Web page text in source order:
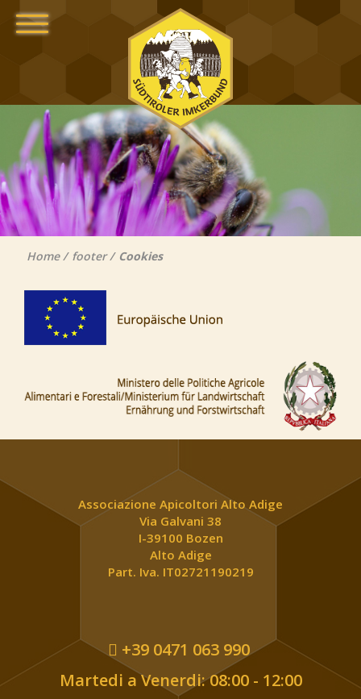
Home footer Cookies
Associazione Apicoltori Alto Adige
Via Galvani 38
I-39100 Bozen
Alto Adige
Part. Iva. IT02721190219
+39 0471 063 990
Martedi a Venerdi: 08:00 - 12:00